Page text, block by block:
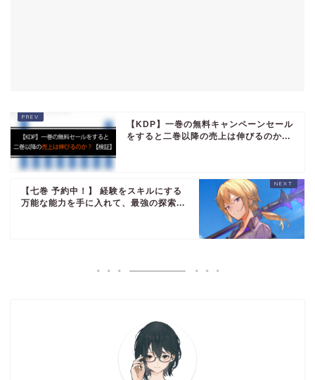
【KDP】一巻の無料キャンペーンセール
をすると二巻以降の売上は伸びるのか...
【七巻 予約中！】 経験をスキルにする
万能な能力を手に入れて、最強の探索...